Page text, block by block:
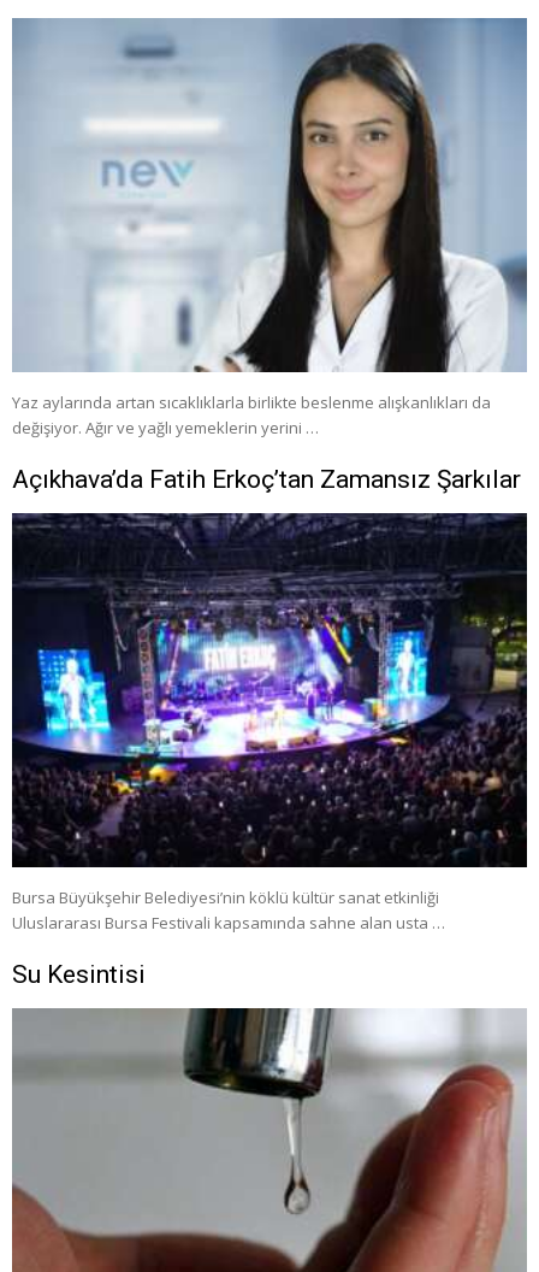
Yaz aylarında artan sıcaklıklarla birlikte beslenme alışkanlıkları da
değişiyor. Ağır ve yağlı yemeklerin yerini …
Açıkhava’da Fatih Erkoç’tan Zamansız Şarkılar
Bursa Büyükşehir Belediyesi’nin köklü kültür sanat etkinliği
Uluslararası Bursa Festivali kapsamında sahne alan usta …
Su Kesintisi